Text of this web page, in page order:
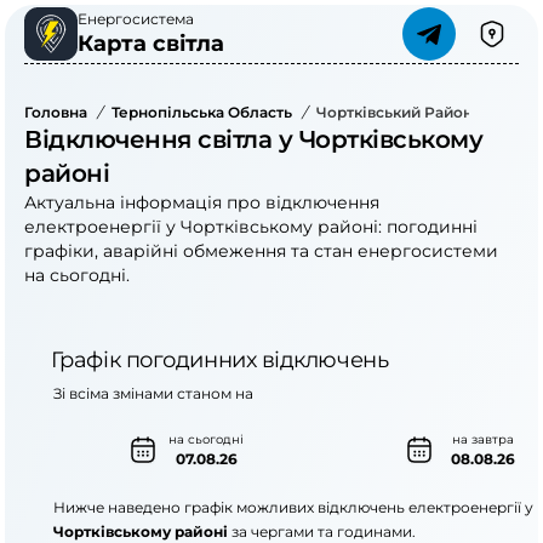
Енергосистема
Карта світла
Головна / Тернопільська Область / Чортківський Район
Відключення світла у Чортківському
районі
Актуальна інформація про відключення
електроенергії у Чортківському районі: погодинні
графіки, аварійні обмеження та стан енергосистеми
на сьогодні.
Графік погодинних відключень
на сьогодні
07.08.26
на завтра
08.08.26
Зі всіма змінами станом на
Нижче наведено графік можливих відключень електроенергії у
Чортківському районі за чергами та годинами.